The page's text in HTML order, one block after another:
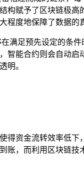
构赋予了区块链极高
度地保障了数据的
满足预先设定的条
智能合约则会自动
明。
得资金流转效率低下
账，而利用区块链技